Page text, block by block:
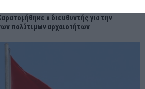
ο διευθυντής για την
πολύτιμων αρχαιοτήτων